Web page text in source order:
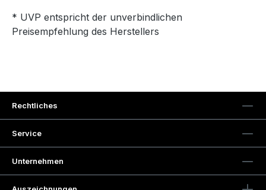
* UVP entspricht der unverbindlichen
Preisempfehlung des Herstellers
Rechtliches
Service
Unternehmen